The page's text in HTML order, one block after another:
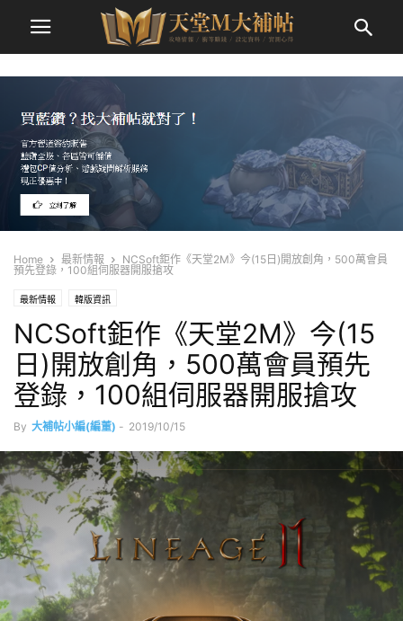
Home 最新情報
NCSoft鉅作《天堂2M》今(15日)開放創角，500萬會員
預先登錄，100組伺服器開服搶攻
最新情報 韓版資訊
NCSoft鉅作《天堂2M》今(15
日)開放創角，500萬會員預先
登錄，100組伺服器開服搶攻
By 大補帖小編(編董) - 2019/10/15